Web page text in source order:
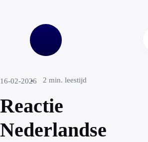
16-02-2026 2 min. leestijd
Reactie
Nederlandse